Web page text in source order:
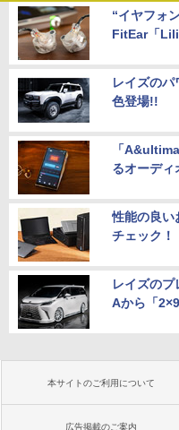
“イヤフォ
FitEar「
レイズの
色登場!!
「
るオーディ
性能の良い
チェック！
レイズの
Aから「
本サイトのご利用について
広告掲載のご案内